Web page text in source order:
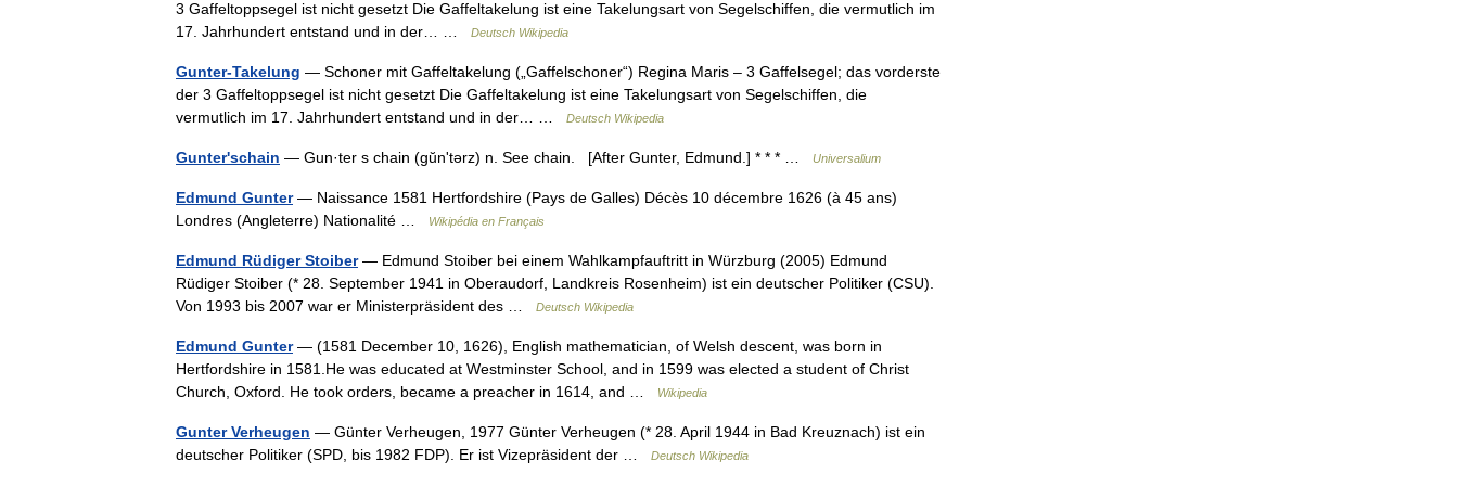
3 Gaffeltoppsegel ist nicht gesetzt Die Gaffeltakelung ist eine Takelungsart von Segelschiffen, die vermutlich im
17. Jahrhundert entstand und in der… …
Deutsch Wikipedia
Gunter-Takelung — Schoner mit Gaffeltakelung („Gaffelschoner“) Regina Maris – 3 Gaffelsegel; das vorderste
der 3 Gaffeltoppsegel ist nicht gesetzt Die Gaffeltakelung ist eine Takelungsart von Segelschiffen, die
vermutlich im 17. Jahrhundert entstand und in der… …
Deutsch Wikipedia
Gunter'schain — Gun·ter s chain (gŭnʹtərz) n. See chain. [After Gunter, Edmund.] * * * … Universalium
Edmund Gunter— Naissance 1581 Hertfordshire (Pays de Galles) Décès 10 décembre 1626 (à 45 ans)
Londres (Angleterre) Nationalité …
Wikipédia en Français
Edmund Rüdiger Stoiber— Edmund Stoiber bei einem Wahlkampfauftritt in Würzburg (2005) Edmund
Rüdiger Stoiber (* 28. September 1941 in Oberaudorf, Landkreis Rosenheim) ist ein deutscher Politiker (CSU).
Von 1993 bis 2007 war er Ministerpräsident des …
Deutsch Wikipedia
Edmund Gunter— (1581 December 10, 1626), English mathematician, of Welsh descent, was born in
Hertfordshire in 1581.He was educated at Westminster School, and in 1599 was elected a student of Christ
Church, Oxford. He took orders, became a preacher in 1614, and …
Wikipedia
Gunter Verheugen — Günter Verheugen, 1977 Günter Verheugen (* 28. April 1944 in Bad Kreuznach) ist ein
deutscher Politiker (SPD, bis 1982 FDP). Er ist Vizepräsident der …
Deutsch Wikipedia